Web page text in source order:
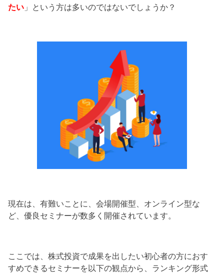
たい 」という方は多いのではないでしょうか？
現在は、有難いことに、会場開催型、オンライン型な
ど、優良セミナーが数多く開催されています。
ここでは、株式投資で成果を出したい初心者の方におす
すめできるセミナーを以下の観点から、ランキング形式